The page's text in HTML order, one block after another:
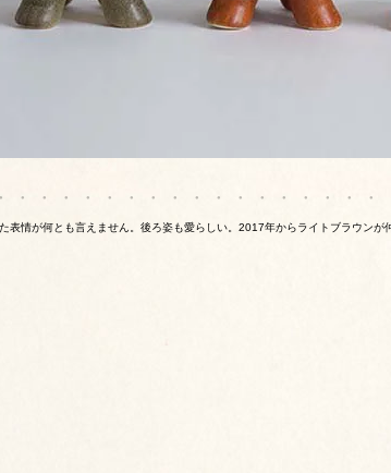
情が何とも言えません。後ろ姿も愛らしい。2017年からライトブラウンが